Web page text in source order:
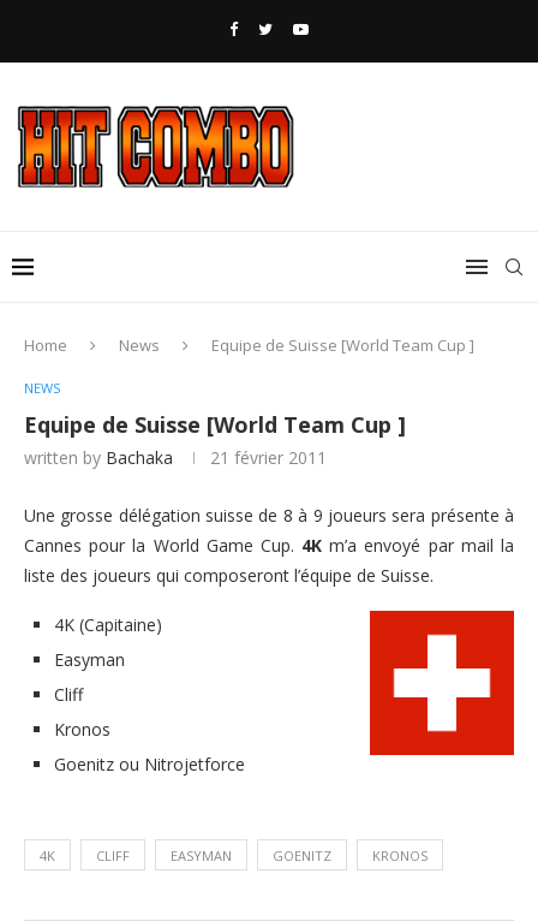
Home News Equipe de Suisse [World Team Cup ]
NEWS
Equipe de Suisse [World Team Cup ]
written by Bachaka 21 février 2011
Une grosse délégation suisse de 8 à 9 joueurs sera présente à
Cannes pour la World Game Cup. 4Km’a envoyé par mail la
liste des joueurs qui composeront l’équipe de Suisse.
4K (Capitaine)
Easyman
Cliff
Kronos
Goenitz ou Nitrojetforce
4K CLIFF EASYMAN GOENITZ KRONOS